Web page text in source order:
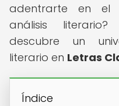
adentrarte en el
análisis
descubre un
literario en Letras
Índice